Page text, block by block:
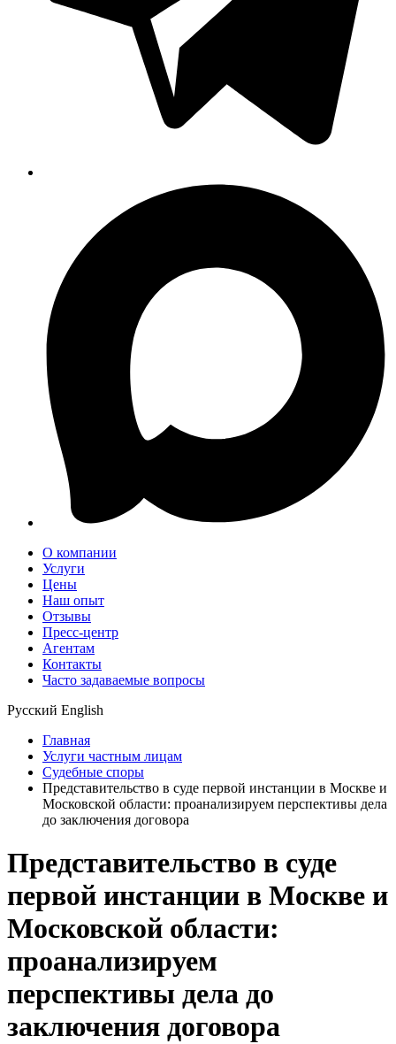
О компании
Услуги
Цены
Наш опыт
Отзывы
Пресс-центр
Агентам
Контакты
Часто задаваемые вопросы
Русский English
Главная
Услуги частным лицам
Судебные споры
Представительство в суде первой инстанции в Москве и
Московской области: проанализируем перспективы дела
до заключения договора
Представительство в суде
первой инстанции в Москве и
Московской области:
проанализируем
перспективы дела до
заключения договора